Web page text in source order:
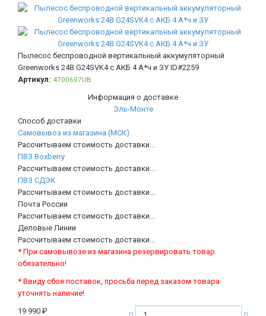
Пылесос беспроводной вертикальный аккумуляторный
Greenworks 24В G24SVK4 с АКБ 4 А*ч и ЗУ ID#2259
Артикул: 4700607UB
Информация о доставке
Эль-Монте
Способ доставки
Самовывоз из магазина (МСК)
Рассчитываем стоимость доставки...
ПВЗ Boxberry
Рассчитываем стоимость доставки...
ПВЗ СДЭК
Рассчитываем стоимость доставки...
Почта России
Рассчитываем стоимость доставки...
Деловые Линии
Рассчитываем стоимость доставки...
* При самовывозе из магазина резервировать товар
обязательно!
* Ввиду сбоя поставок, просьба перед заказом товара
уточнять наличие!
19 990 ₽